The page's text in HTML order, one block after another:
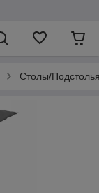
Столы/